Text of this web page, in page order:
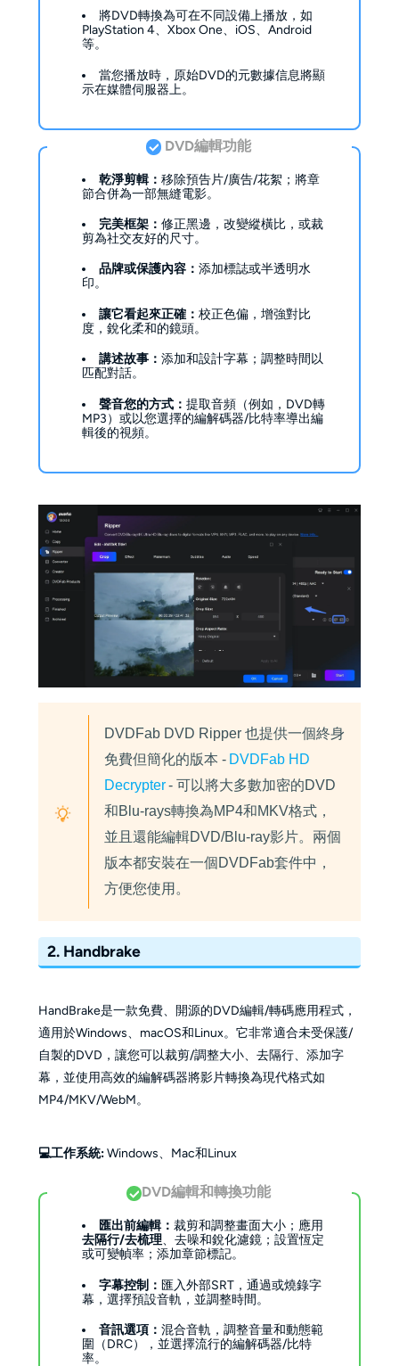
將DVD轉換為可在不同設備上播放，如
PlayStation 4、Xbox One、iOS、Android
等。
當您播放時，原始DVD的元數據信息將顯
示在媒體伺服器上。
DVD編輯功能
乾淨剪輯：移除預告片/廣告/花絮；將章
節合併為一部無縫電影。
完美框架：修正黑邊，改變縱橫比，或裁
剪為社交友好的尺寸。
品牌或保護內容：添加標誌或半透明水
印。
讓它看起來正確：校正色偏，增強對比
度，銳化柔和的鏡頭。
講述故事：添加和設計字幕；調整時間以
匹配對話。
聲音您的方式：提取音頻（例如，DVD轉
MP3）或以您選擇的編解碼器/比特率導出編
輯後的視頻。
DVDFab DVD Ripper 也提供一個終身
免費但簡化的版本 - DVDFab HD
Decrypter- 可以將大多數加密的DVD
和Blu-rays轉換為MP4和MKV格式，
並且還能編輯DVD/Blu-ray影片。兩個
版本都安裝在一個DVDFab套件中，
方便您使用。
2. Handbrake
HandBrake是一款免費、開源的DVD編輯/轉碼應用程式，
適用於Windows、macOS和Linux。它非常適合未受保護/
自製的DVD，讓您可以裁剪/調整大小、去隔行、添加字
幕，並使用高效的編解碼器將影片轉換為現代格式如
MP4/MKV/WebM。
💻工作系統:Windows、Mac和Linux
DVD編輯和轉換功能
匯出前編輯：裁剪和調整畫面大小；應用
去隔行/去梳理、去噪和銳化濾鏡；設置恆定
或可變幀率；添加章節標記。
字幕控制： 匯入外部SRT，通過或燒錄字
幕，選擇預設音軌，並調整時間。
音訊選項：混合音軌，調整音量和動態範
圍（DRC），並選擇流行的編解碼器/比特
率。